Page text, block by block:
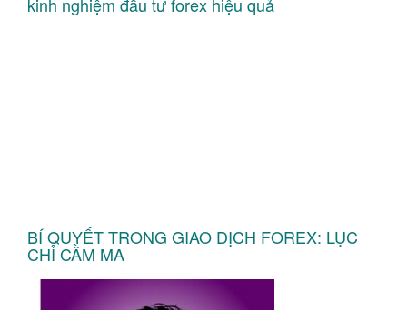
kinh nghiệm đầu tư forex hiệu quả
BÍ QUYẾT TRONG GIAO DỊCH FOREX: LỤC
CHỈ CẦM MA